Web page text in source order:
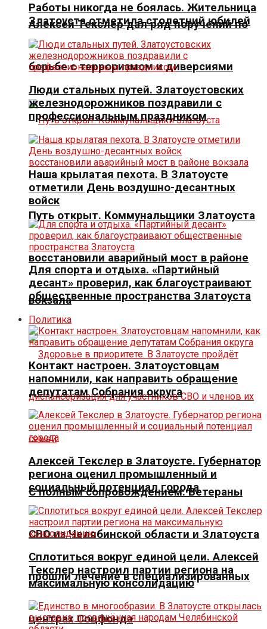
Алексей Текслер дал ряд поручений по
борьбе с терроризмом и диверсиями
Путь открыт. Коммунальщики Златоуста
восстановили аварийный мост в районе
вокзала
С полным сопровождением. Ветераны
СВО из Челябинской области и Златоуста
прошли лечение в специализированных
центрах Соцфонда
Работы никогда не боялась. Жительница
Златоуста отметила столетний юбилей
Люди стальных путей. Златоустовских
железнодорожников поздравили с
профессиональным праздником
Наша крылатая пехота. В Златоусте
отметили День воздушно-десантных
войск
Для спорта и отдыха. «Партийный
десант» проверил, как благоустраивают
общественные пространства Златоуста
Политика
Контакт настроен. Златоустовцам
напомнили, как направить обращение
депутатам Собрания округа
Алексей Текслер в Златоусте. Губернатор
региона оценил промышленный и
социальный потенциал города
Сплотиться вокруг единой цели. Алексей
Текслер настроил партии региона на
максимальную консолидацию